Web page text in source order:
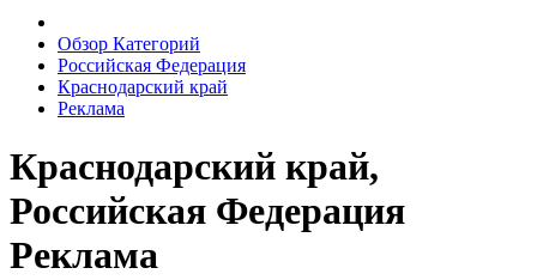
Обзор Категорий
Российская Федерация
Краснодарский край
Реклама
Краснодарский край,
Российская Федерация
Реклама